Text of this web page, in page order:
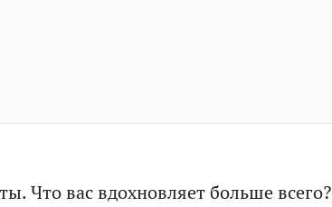
Что вас вдохновляет больше всего?